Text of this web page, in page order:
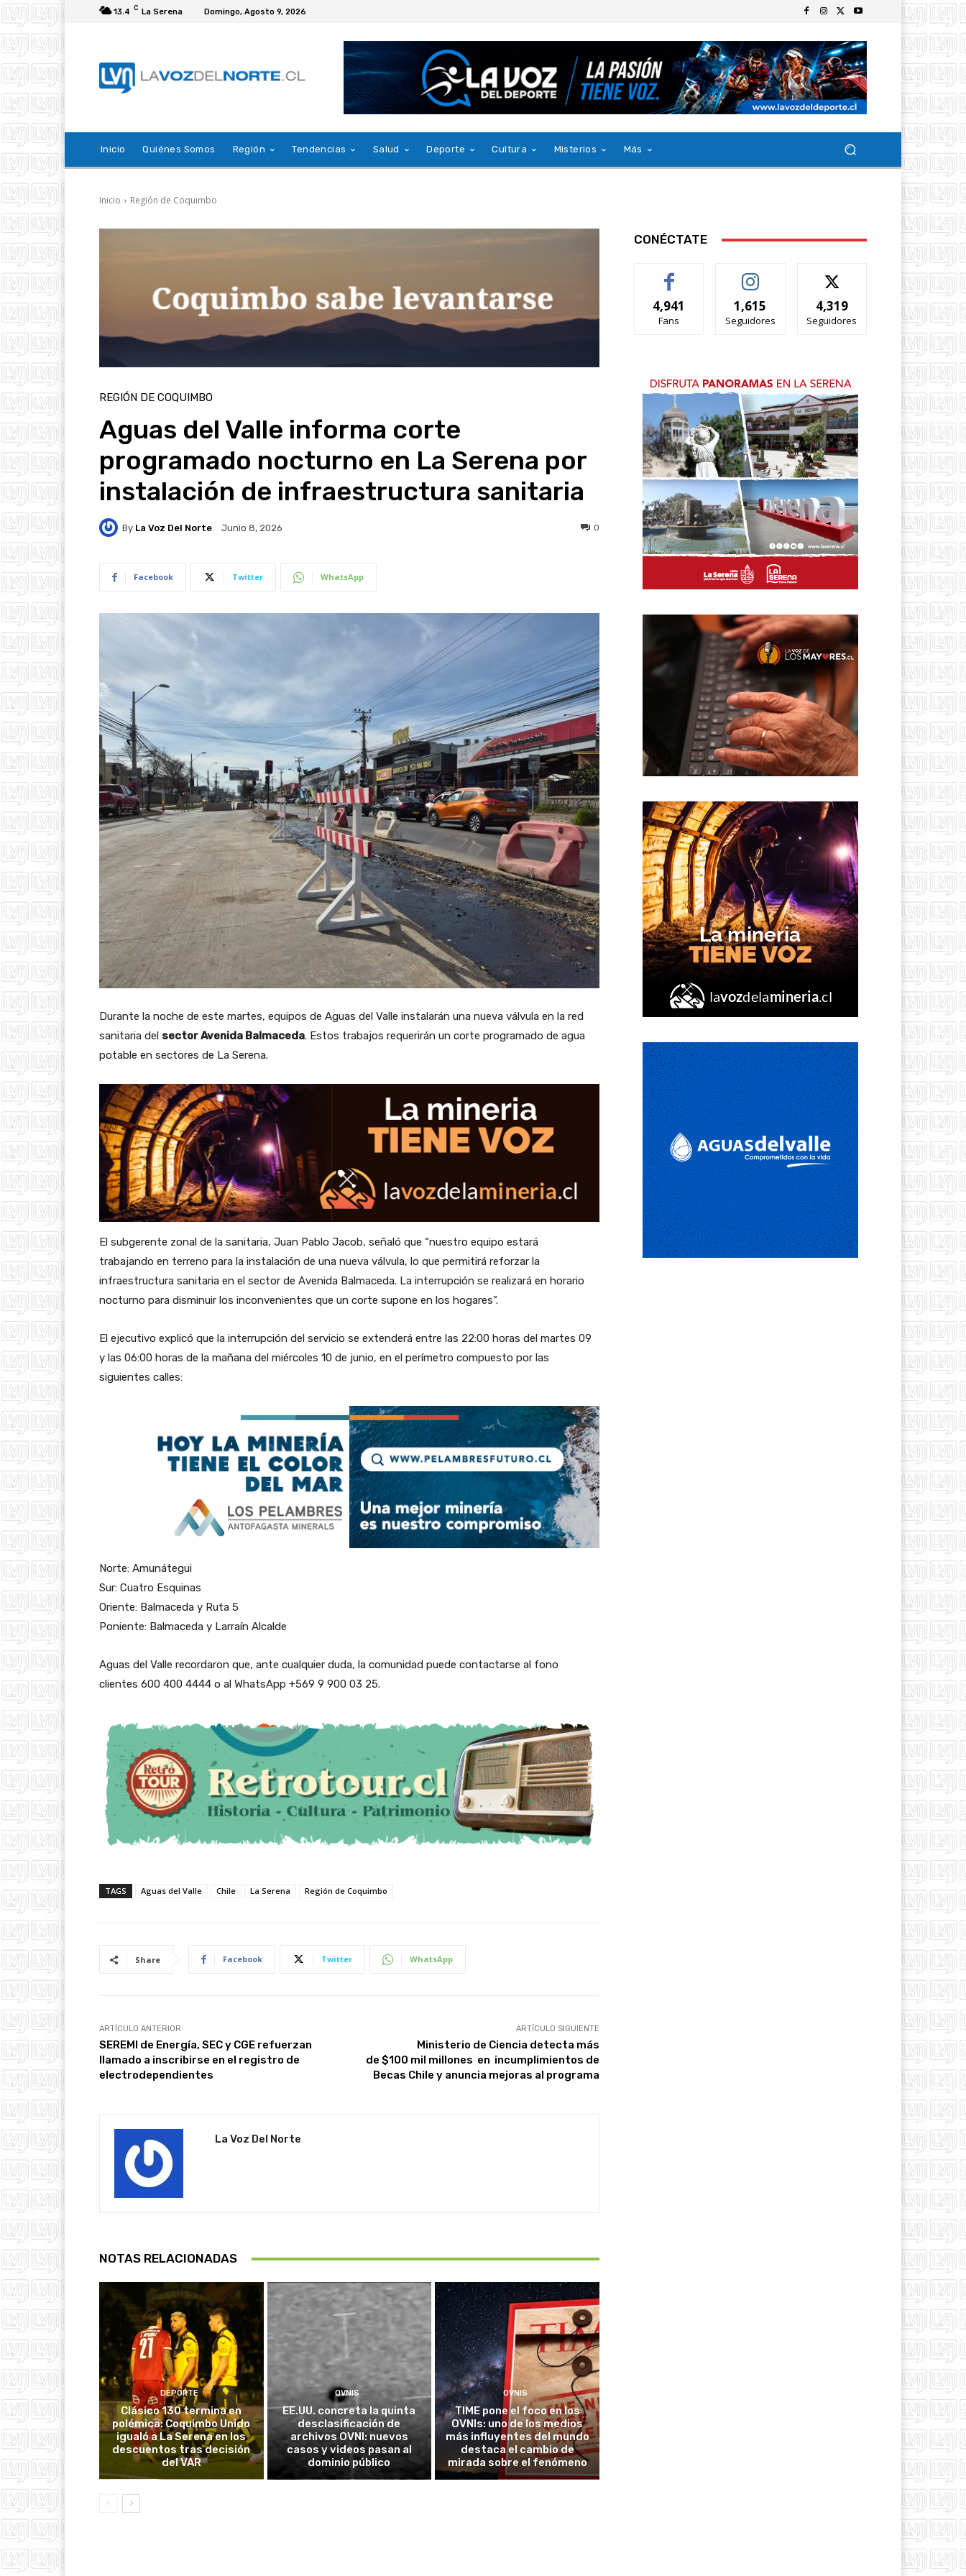
13.4 C La Serena Domingo, Agosto 9, 2026
Inicio Quiénes Somos Región Tendencias Salud Deporte Cultura Misterios Más
Inicio Región de Coquimbo
REGIÓN DE COQUIMBO
Aguas del Valle informa corte
programado nocturno en La Serena por
instalación de infraestructura sanitaria
By La Voz Del Norte Junio 8, 2026 0
Facebook Twitter WhatsApp
Durante la noche de este martes, equipos de Aguas del Valle instalarán una nueva válvula en la red
sanitaria del sector Avenida Balmaceda. Estos trabajos requerirán un corte programado de agua
potable en sectores de La Serena.
El subgerente zonal de la sanitaria, Juan Pablo Jacob, señaló que “nuestro equipo estará
trabajando en terreno para la instalación de una nueva válvula, lo que permitirá reforzar la
infraestructura sanitaria en el sector de Avenida Balmaceda. La interrupción se realizará en horario
nocturno para disminuir los inconvenientes que un corte supone en los hogares”.
El ejecutivo explicó que la interrupción del servicio se extenderá entre las 22:00 horas del martes 09
y las 06:00 horas de la mañana del miércoles 10 de junio, en el perímetro compuesto por las
siguientes calles:
Norte: Amunátegui
Sur: Cuatro Esquinas
Oriente: Balmaceda y Ruta 5
Poniente: Balmaceda y Larraín Alcalde
Aguas del Valle recordaron que, ante cualquier duda, la comunidad puede contactarse al fono
clientes 600 400 4444 o al WhatsApp +569 9 900 03 25.
TAGS Aguas del Valle Chile La Serena Región de Coquimbo
Share Facebook Twitter WhatsApp
ARTÍCULO ANTERIOR
SEREMI de Energía, SEC y CGE refuerzan
llamado a inscribirse en el registro de
electrodependientes
ARTÍCULO SIGUIENTE
Ministerio de Ciencia detecta más
de $100 mil millones en incumplimientos de
Becas Chile y anuncia mejoras al programa
La Voz Del Norte
NOTAS RELACIONADAS
DEPORTE
Clásico 130 termina en
polémica: Coquimbo Unido
igualó a La Serena en los
descuentos tras decisión
del VAR
OVNIS
EE.UU. concreta la quinta
desclasificación de
archivos OVNI: nuevos
casos y videos pasan al
dominio público
OVNIS
TIME pone el foco en los
OVNIs: uno de los medios
más influyentes del mundo
destaca el cambio de
mirada sobre el fenómeno
CONÉCTATE
4,941
Fans
1,615
Seguidores
4,319
Seguidores